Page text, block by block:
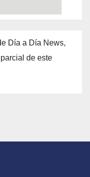
Día a Día News,
de este